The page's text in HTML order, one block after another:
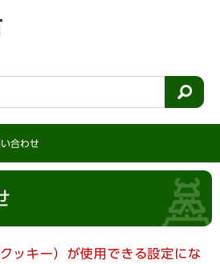
合わせ
ッキー）が使用できる設定にな